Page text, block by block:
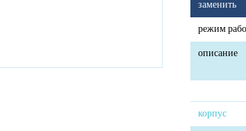
заменить
режим
описание
корпус